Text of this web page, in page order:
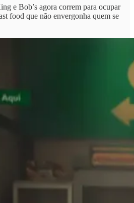
e Bob’s agora correm para ocupar
food que não envergonha quem se